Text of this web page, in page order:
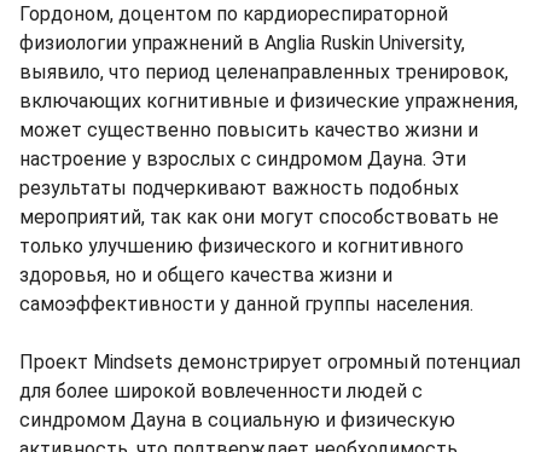
Гордоном, доцентом по кардиореспираторной
физиологии упражнений в Anglia Ruskin University,
выявило, что период целенаправленных тренировок,
включающих когнитивные и физические упражнения,
может существенно повысить качество жизни и
настроение у взрослых с синдромом Дауна. Эти
результаты подчеркивают важность подобных
мероприятий, так как они могут способствовать не
только улучшению физического и когнитивного
здоровья, но и общего качества жизни и
самоэффективности у данной группы населения.
Проект Mindsets демонстрирует огромный потенциал
для более широкой вовлеченности людей с
синдромом Дауна в социальную и физическую